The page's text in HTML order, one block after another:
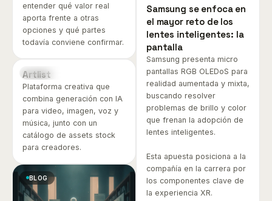
entender qué valor real
aporta frente a otras
opciones y qué partes
todavía conviene confirmar.
HERRAMIENTA
Artlist
Plataforma creativa que
combina generación con IA
para video, imagen, voz y
música, junto con un
catálogo de assets stock
para creadores.
BLOG
Samsung se enfoca en
el mayor reto de los
lentes inteligentes: la
pantalla
Samsung presenta micro
pantallas RGB OLEDoS para
realidad aumentada y mixta,
buscando resolver
problemas de brillo y color
que frenan la adopción de
lentes inteligentes.
Esta apuesta posiciona a la
compañía en la carrera por
los componentes clave de
la experiencia XR.